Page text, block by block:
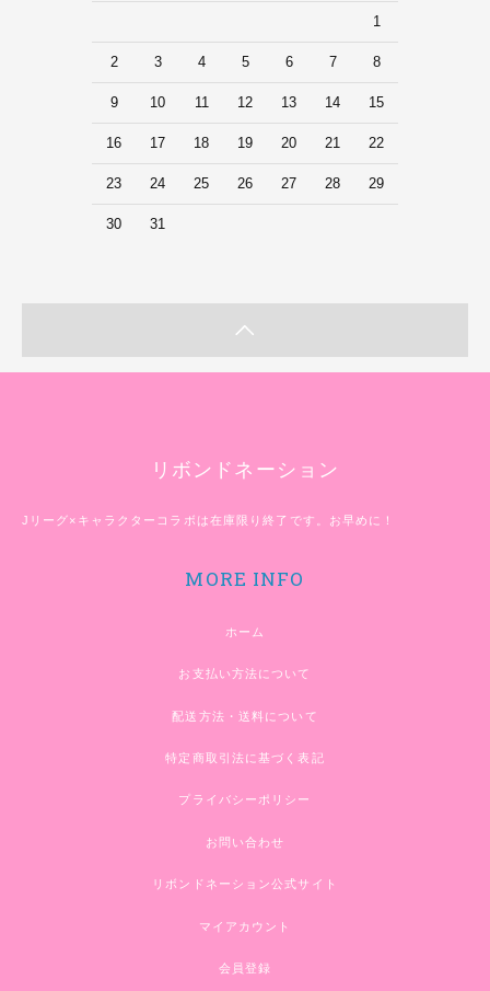
1
2 3 4 5 6 7 8
9 10 11 12 13 14 15
16 17 18 19 20 21 22
23 24 25 26 27 28 29
30 31
リボンドネーション
Jリーグ×キャラクターコラボは在庫限り終了です。お早めに！
MORE INFO
ホーム
お支払い方法について
配送方法・送料について
特定商取引法に基づく表記
プライバシーポリシー
お問い合わせ
リボンドネーション公式サイト
マイアカウント
会員登録